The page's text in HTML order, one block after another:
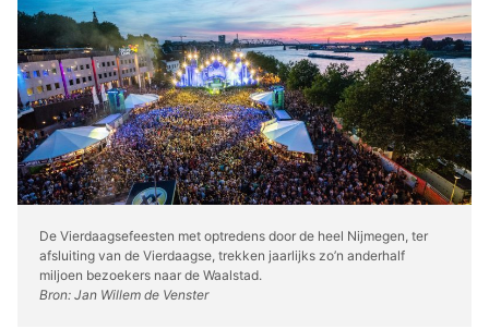
De Vierdaagsefeesten met optredens door de heel Nijmegen, ter
afsluiting van de Vierdaagse, trekken jaarlijks zo’n anderhalf
miljoen bezoekers naar de Waalstad.
Bron: Jan Willem de Venster